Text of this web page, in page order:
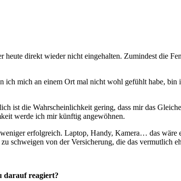
direkt wieder nicht eingehalten. Zumindest die
ich mich an einem Ort mal nicht wohl gefühlt habe,
ist die Wahrscheinlichkeit gering, dass mir das
werde ich mir künftig angewöhnen.
erfolgreich. Laptop, Handy, Kamera… das
schweigen von der Versicherung, die das vermutlich
darauf reagiert?